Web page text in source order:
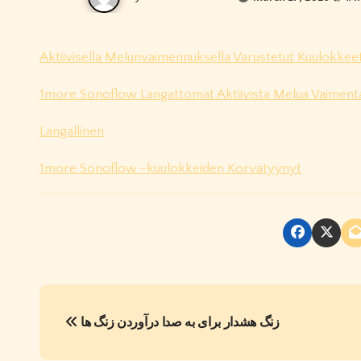
Aktiivisella Melunvaimennuksella Varustetut
1more Sonoflow Langattomat Aktiivista Melua
Langallinen
1more Sonoflow -kuulokkeiden Korvatyynyt
P
زنگ هشدار برای به صدا درآوردن زنگ ها